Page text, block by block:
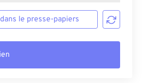
le presse-papiers